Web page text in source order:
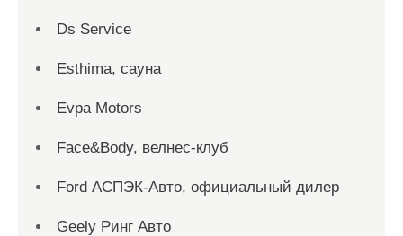
Ds Service
Esthima, сауна
Evpa Motors
Face&Body, велнес-клуб
Ford АСПЭК-Авто, официальный дилер
Geely Ринг Авто